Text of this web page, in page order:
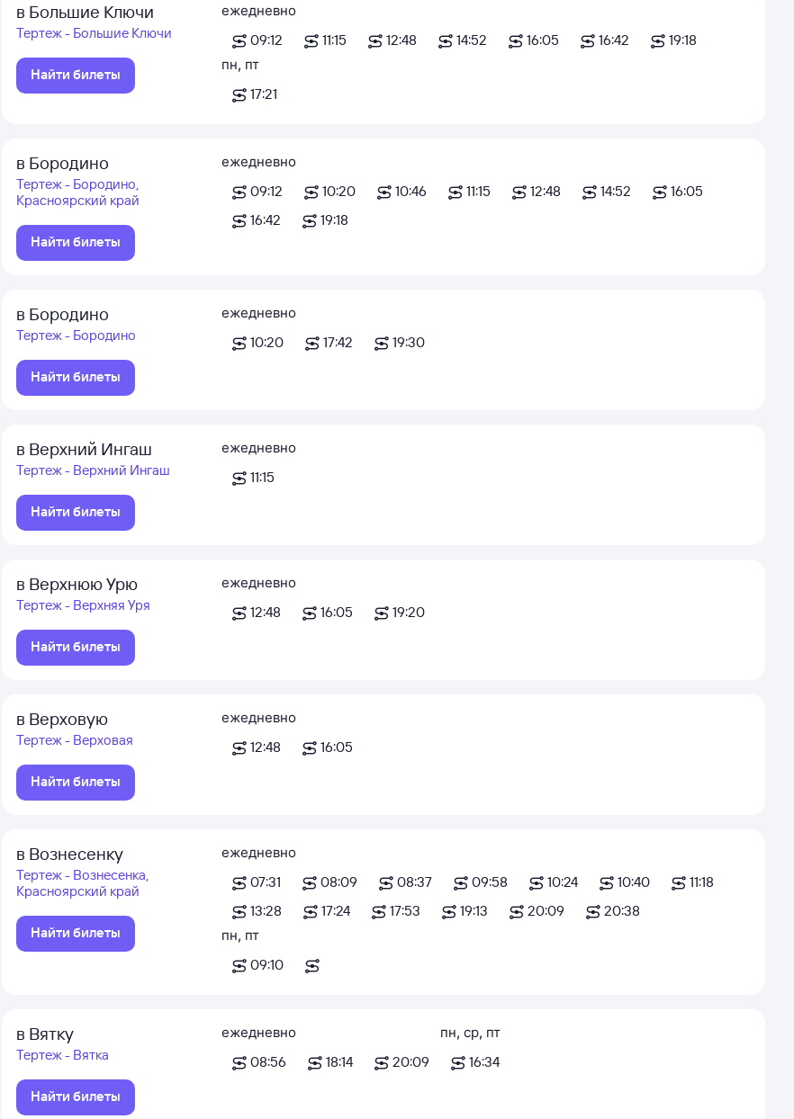
в Большие Ключи
Тертеж - Большие Ключи
Найти билеты
ежедневно
09:12
11:15 12:48 14:52 16:05 16:42
19:18
пн, пт
17:21
в Бородино
Тертеж - Бородино,
Красноярский край
Найти билеты
ежедневно
09:12
10:20 10:46 11:15 12:48 14:52
16:05
16:42
19:18
в Бородино
Тертеж - Бородино
Найти билеты
ежедневно
10:20
17:42 19:30
в Верхний Ингаш
Тертеж - Верхний Ингаш
Найти билеты
ежедневно
11:15
в Верхнюю Урю
Тертеж - Верхняя Уря
Найти билеты
ежедневно
12:48
16:05 19:20
в Верховую
Тертеж - Верховая
Найти билеты
ежедневно
12:48
16:05
в Вознесенку
Тертеж - Вознесенка,
Красноярский край
Найти билеты
ежедневно
07:31
08:09 08:37 09:58 10:24 10:40
11:18
13:28
17:24 17:53 19:13 20:09
20:38
пн, пт
09:10
в Вятку
Тертеж - Вятка
Найти билеты
ежедневно
08:56
18:14 20:09
пн, ср, пт
16:34